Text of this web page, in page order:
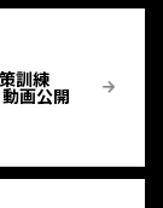
訓練
画公開